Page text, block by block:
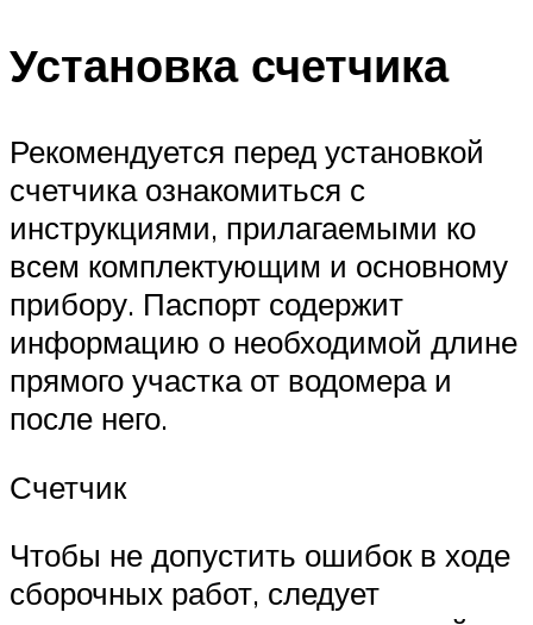
Установка счетчика
Рекомендуется перед установкой
счетчика ознакомиться с
инструкциями, прилагаемыми ко
всем комплектующим и основному
прибору. Паспорт содержит
информацию о необходимой длине
прямого участка от водомера и
после него.
Счетчик
Чтобы не допустить ошибок в ходе
сборочных работ, следует